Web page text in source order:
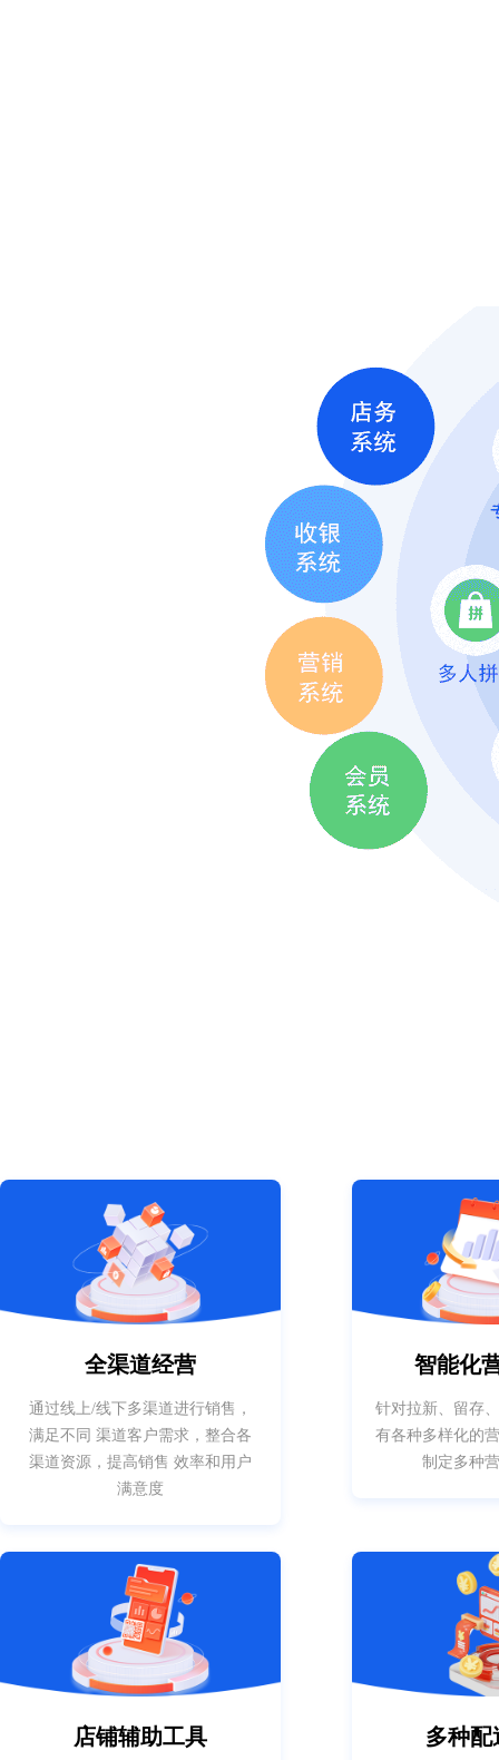
全渠道经营
通过线上/线下多渠道进行销售，
满足不同 渠道客户需求，整合各
渠道资源，提高销售 效率和用户
满意度
智能化
针对拉新、留存
有各种多样化的
制定多种
店铺辅助工具 多种配